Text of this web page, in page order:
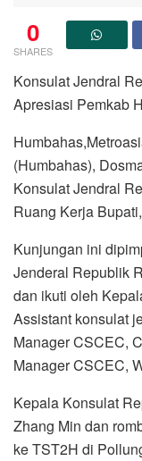
0
SHARES
Konsulat Jendral
Apresiasi Pemkab
(Humbahas),
Konsulat Jendral
Ruang Kerja
Kunjungan ini
Jenderal Republik
dan ikuti oleh
Assistant konsulat
Manager CSCEC,
Manager CSCEC,
Kepala Konsulat
Zhang Min dan
ke TST2H di